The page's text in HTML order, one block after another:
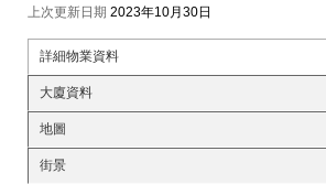
上次更新日期 2023年10月30日
詳細物業資料
大廈資料
地圖
街景